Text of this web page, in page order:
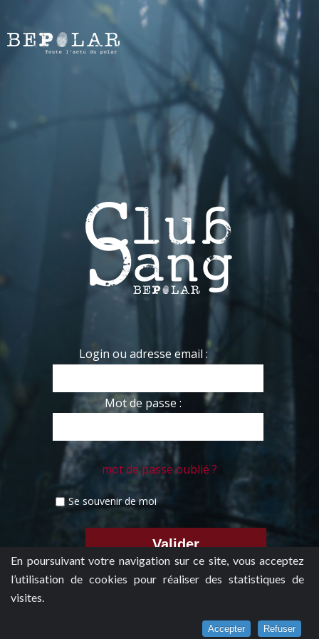
En poursuivant votre navigation sur ce site, vous acceptez
l’utilisation de cookies pour réaliser des statistiques de
visites.
Accepter Refuser
Login ou adresse email :
Mot de passe :
mot de passe oublié ?
Se souvenir de moi